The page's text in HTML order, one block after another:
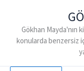
Gökhan Mayda'nın
konularda benzersiz